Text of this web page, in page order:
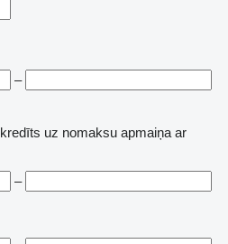
–
kredīts uz nomaksu apmaiņa ar
–